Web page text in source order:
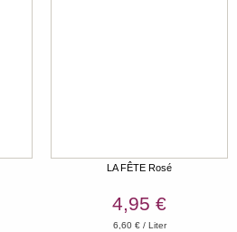
LA FÊTE Rosé
4,95 €
6,60 € / Liter